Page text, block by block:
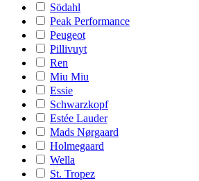
Södahl
Peak Performance
Peugeot
Pillivuyt
Ren
Miu Miu
Essie
Schwarzkopf
Estée Lauder
Mads Nørgaard
Holmegaard
Wella
St. Tropez